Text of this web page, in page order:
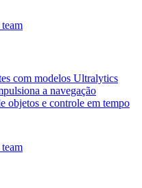
com modelos Ultralytics
a navegação
objetos e controle em tempo